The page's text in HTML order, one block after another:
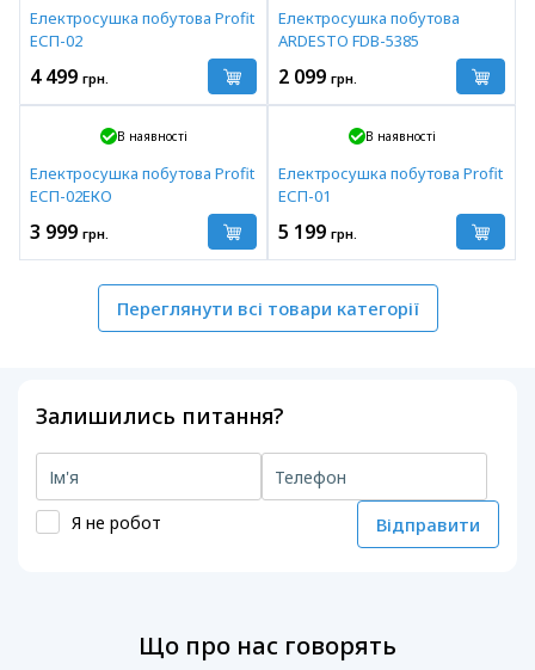
Електросушка побутова Profit
ЕСП-02
4 499 грн.
Електросушка побутова
ARDESTO FDB-5385
2 099 грн.
В наявності
Електросушка побутова Profit
ЕСП-02ЕКО
3 999 грн.
В наявності
Електросушка побутова Profit
ЕСП-01
5 199 грн.
Переглянути всі товари категорії
Залишились питання?
Я не робот Відправити
Що про нас говорять